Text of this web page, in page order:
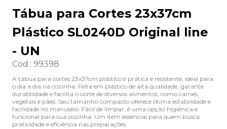
Tábua para Cortes 23x37cm
Plástico SL0240D Original line
- UN
Cod.: 99398
A tábua para cortes 23x37cm plástico é prática e resistente, ideal para
o dia a dia na cozinha. Feita em plástico de alta qualidade, garante
durabilidade e facilita o corte de diversos alimentos, como carnes,
vegetais e pães. Seu tamanho compacto oferece ótima estabilidade e
facilidade no manuseio. Fácil de limpar, é uma opção higiênica e
funcional para sua cozinha. Um item essencial para quem busca
praticidade e eficiência nas preparações.